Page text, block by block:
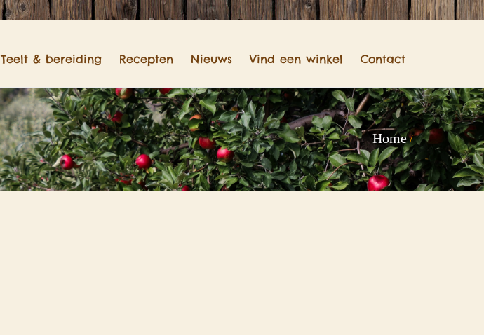
Teelt & bereiding Recepten Nieuws Vind een winkel Contact
Home/